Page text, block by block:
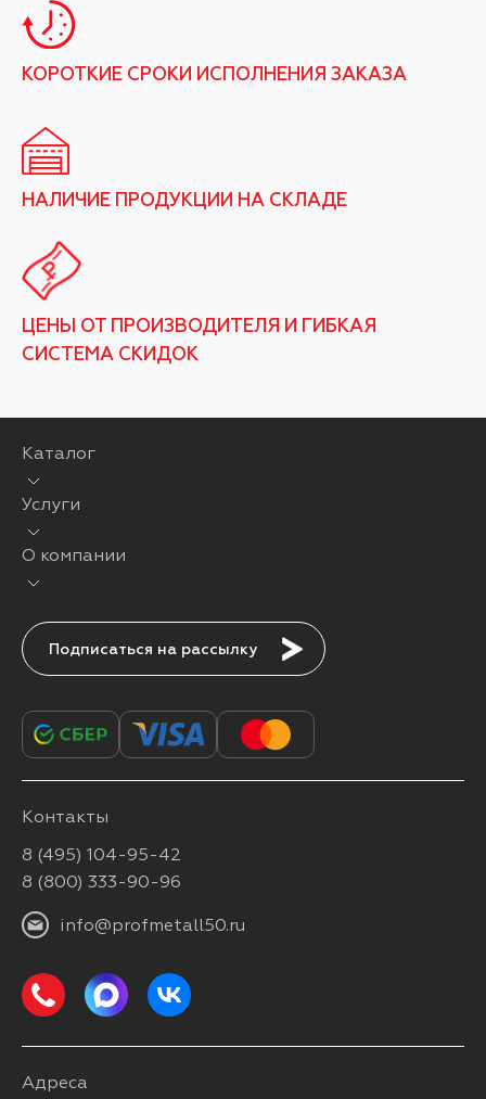
КОРОТКИЕ СРОКИ ИСПОЛНЕНИЯ ЗАКАЗА
НАЛИЧИЕ ПРОДУКЦИИ НА СКЛАДЕ
ЦЕНЫ ОТ ПРОИЗВОДИТЕЛЯ И ГИБКАЯ
СИСТЕМА СКИДОК
Каталог
Услуги
О компании
Подписаться
Контакты
8 (495) 104-95-42
8 (800) 333-90-96
info@profmetall50.ru
Адреса